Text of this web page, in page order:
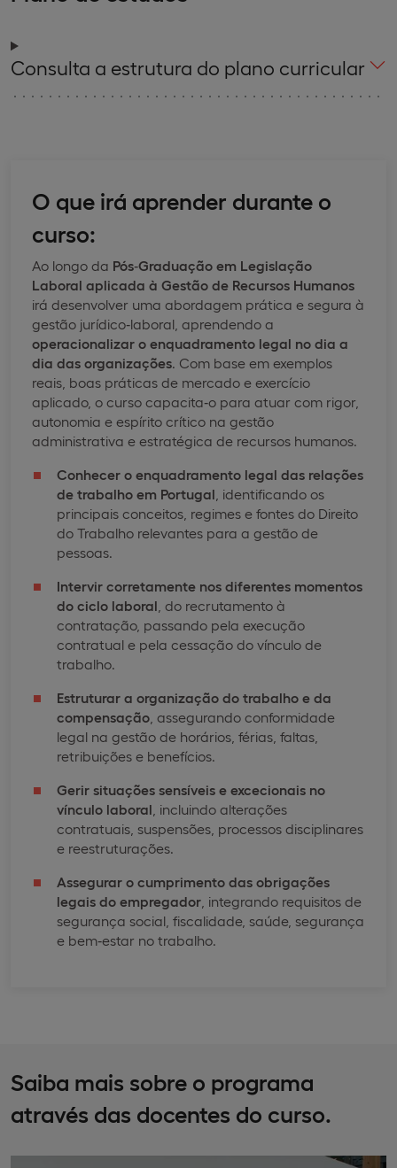
Consulta a estrutura do plano curricular
O que irá aprender durante o
curso:
Ao longo da Pós‑Graduação em Legislação
Laboral aplicada à Gestão de Recursos Humanos
irá desenvolver uma abordagem prática e segura à
gestão jurídico‑laboral, aprendendo a
operacionalizar o enquadramento legal no dia a
dia das organizações. Com base em exemplos
reais, boas práticas de mercado e exercício
aplicado, o curso capacita‑o para atuar com rigor,
autonomia e espírito crítico na gestão
administrativa e estratégica de recursos humanos.
Conhecer o enquadramento legal das relações
de trabalho em Portugal , identificando os
principais conceitos, regimes e fontes do Direito
do Trabalho relevantes para a gestão de
pessoas.
Intervir corretamente nos diferentes momentos
do ciclo laboral , do recrutamento à
contratação, passando pela execução
contratual e pela cessação do vínculo de
trabalho.
Estruturar a organização do trabalho e da
compensação , assegurando conformidade
legal na gestão de horários, férias, faltas,
retribuições e benefícios.
Gerir situações sensíveis e excecionais no
vínculo laboral , incluindo alterações
contratuais, suspensões, processos disciplinares
e reestruturações.
Assegurar o cumprimento das obrigações
legais do empregador , integrando requisitos de
segurança social, fiscalidade, saúde, segurança
e bem‑estar no trabalho.
Saiba mais sobre o programa
através das docentes do curso.